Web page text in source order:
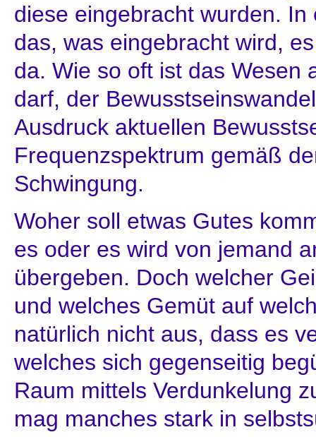
diese eingebracht wurden.
das, was eingebracht wird,
da. Wie so oft ist das Wesen
darf, der
Ausdruck aktuellen
Frequenzspektrum gemäß
Schwingung.
Woher soll etwas Gutes
es oder es wird von jemand
übergeben. Doch welcher
und welches Gemüt auf
natürlich nicht aus, dass es
welches sich gegenseitig
Raum mittels Verdunkelung
mag manches stark in